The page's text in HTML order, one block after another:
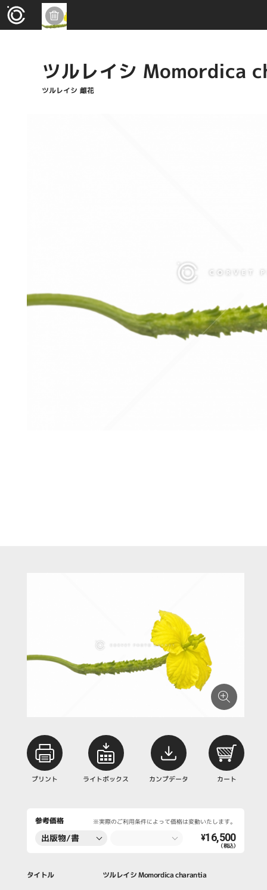
ツルレイシ Momordica
ツルレイシ 雌花
プリント ライトボックス カンプデータ カート
参考価格 ※実際のご利用条件によって価格は変動いたします。
出版物/書
¥16,500
（税込）
タイトル ツルレイシ Momordica charantia